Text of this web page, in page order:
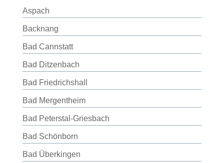
Aspach
Backnang
Bad Cannstatt
Bad Ditzenbach
Bad Friedrichshall
Bad Mergentheim
Bad Peterstal-Griesbach
Bad Schönborn
Bad Überkingen